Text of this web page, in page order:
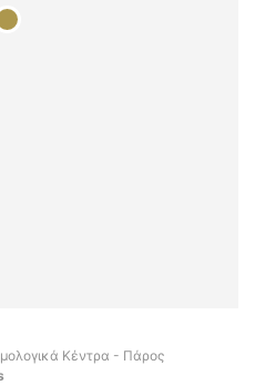
Κέντρα - Πάρος